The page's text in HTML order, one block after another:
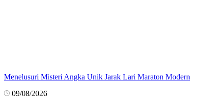
Menelusuri Misteri Angka Unik Jarak Lari Maraton Modern
09/08/2026